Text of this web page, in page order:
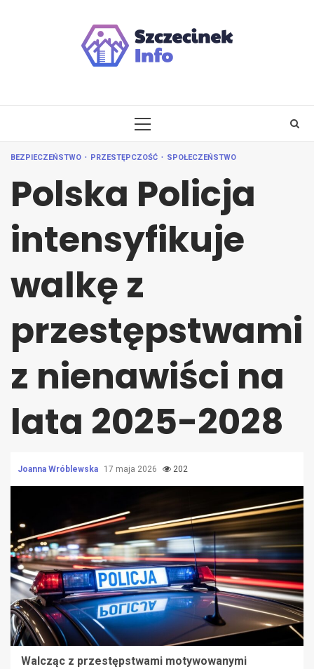
PRIMARY
BEZPIECZEŃSTWO PRZESTĘPCZOŚĆ SPOŁECZEŃSTWO
Polska Policja
intensyfikuje
walkę z
przestępstwami
z nienawiści na
lata 2025-2028
Joanna Wróblewska 17 maja 2026 202
Walcząc z przestępstwami motywowanymi